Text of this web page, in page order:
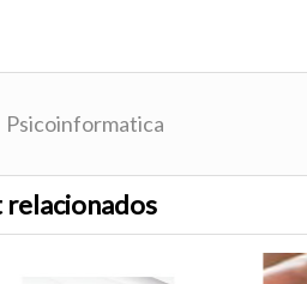
Psicoinformatica
relacionados